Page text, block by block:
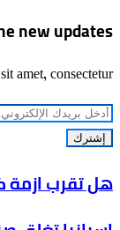
new updates!
amet, consectetur.
أدخل
بريدك
هل
هل تقرب ازمة